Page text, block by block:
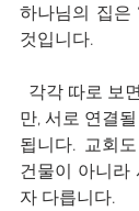
하나님의 집은
것입니다.
만, 서로 연결
됩니다. 교회
건물이 아니라
자 다릅니다.